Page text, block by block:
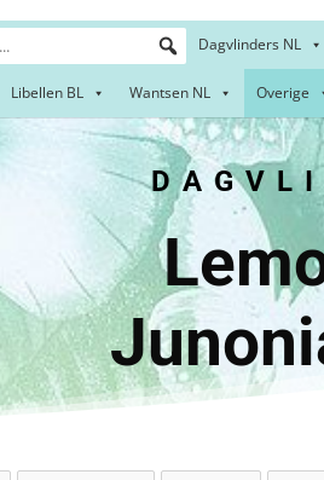
Dagvlinders NL
Libellen BL Wantsen NL Overige